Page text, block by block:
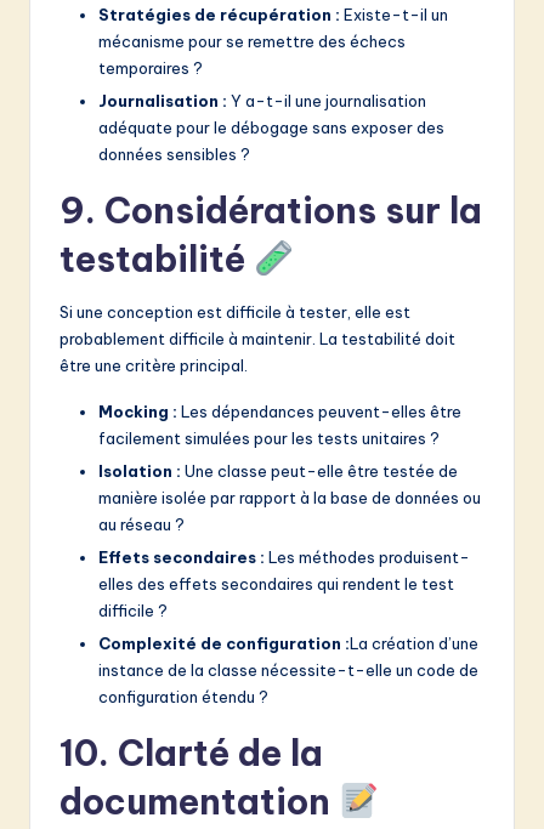
Stratégies de récupération : Existe-t-il un
mécanisme pour se remettre des échecs
temporaires ?
Journalisation : Y a-t-il une journalisation
adéquate pour le débogage sans exposer des
données sensibles ?
9. Considérations sur la
testabilité
Si une conception est difficile à tester, elle est
probablement difficile à maintenir. La testabilité doit
être une critère principal.
Mocking : Les dépendances peuvent-elles être
facilement simulées pour les tests unitaires ?
Isolation : Une classe peut-elle être testée de
manière isolée par rapport à la base de données ou
au réseau ?
Effets secondaires : Les méthodes produisent-
elles des effets secondaires qui rendent le test
difficile ?
Complexité de configuration :La création d’une
instance de la classe nécessite-t-elle un code de
configuration étendu ?
10. Clarté de la
documentation